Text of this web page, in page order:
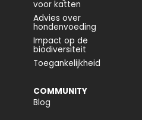
voor katten
Advies over
hondenvoeding
Impact op de
biodiversiteit
Toegankelijkheid
COMMUNITY
Blog